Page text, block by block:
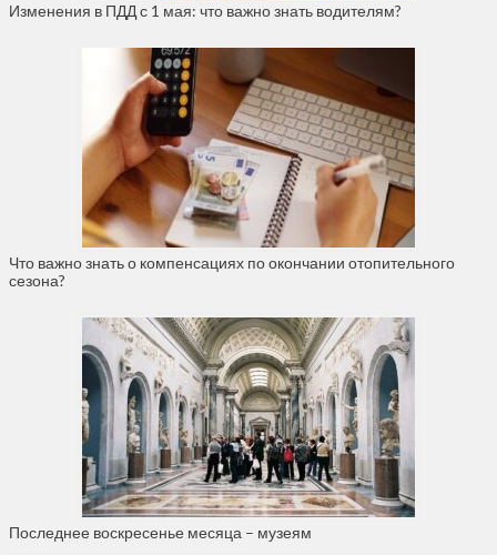
Изменения в ПДД с 1 мая: что важно знать водителям?
Что важно знать о компенсациях по окончании отопительного
сезона?
Последнее воскресенье месяца – музеям